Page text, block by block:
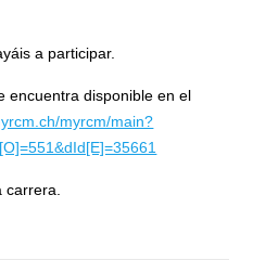
a participar.
encuentra disponible en el
myrcm/main?